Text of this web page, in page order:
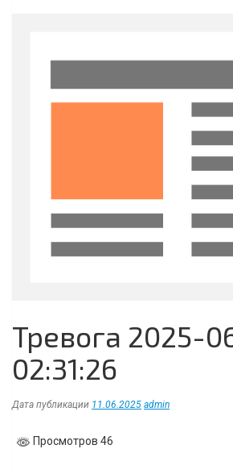
Тревога 2025-
02:31:26
Дата публикации 11.06.2025 admin
Просмотров 46